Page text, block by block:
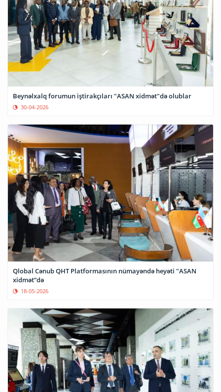
Beynəlxalq forumun iştirakçıları "ASAN xidmət"də olublar
30-04-2026
Qlobal Cənub QHT Platformasının nümayəndə heyəti "ASAN
xidmət”də
18-05-2026